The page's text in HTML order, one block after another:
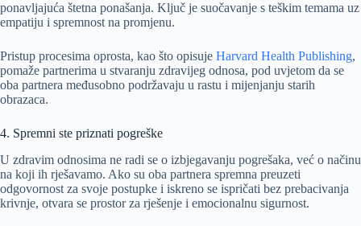
ponavljajuća štetna ponašanja. Ključ je suočavanje s teškim temama uz
empatiju i spremnost na promjenu.
Pristup procesima oprosta, kao što opisuje Harvard Health Publishing,
pomaže partnerima u stvaranju zdravijeg odnosa, pod uvjetom da se
oba partnera međusobno podržavaju u rastu i mijenjanju starih
obrazaca.
4. Spremni ste priznati pogreške
U zdravim odnosima ne radi se o izbjegavanju pogrešaka, već o načinu
na koji ih rješavamo. Ako su oba partnera spremna preuzeti
odgovornost za svoje postupke i iskreno se ispričati bez prebacivanja
krivnje, otvara se prostor za rješenje i emocionalnu sigurnost.